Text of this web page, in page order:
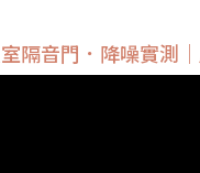
隔音門．降噪實測